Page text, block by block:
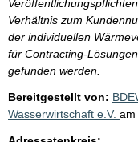
Verhältnis zum
der individuellen
für Contracting-
gefunden werden.
Bereitgestellt von:
Wasserwirtschaft e.V. am